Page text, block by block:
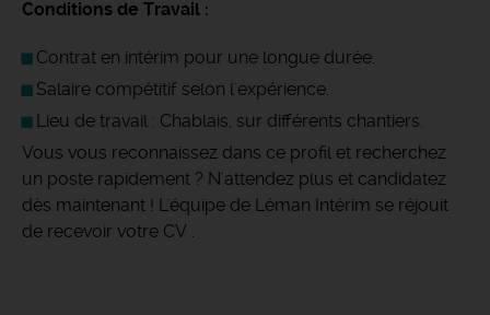
Conditions de Travail :
Contrat en intérim pour une longue durée.
Salaire compétitif selon l'expérience.
Lieu de travail : Chablais, sur différents chantiers.
Vous vous reconnaissez dans ce profil et recherchez
un poste rapidement ? N'attendez plus et candidatez
dès maintenant ! L'équipe de Léman Intérim se réjouit
de recevoir votre CV .